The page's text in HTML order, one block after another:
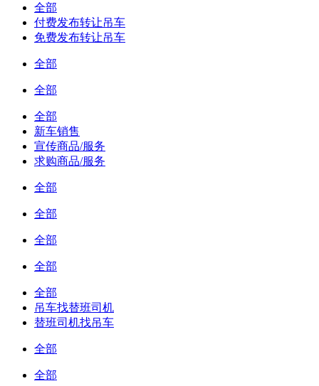
全部
付费发布转让吊车
免费发布转让吊车
全部
全部
全部
新车销售
宣传商品/服务
求购商品/服务
全部
全部
全部
全部
全部
吊车找替班司机
替班司机找吊车
全部
全部